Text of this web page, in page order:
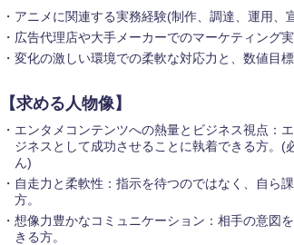
アニメに関連する実務経験(制作、調達、運用、
広告代理店や大手メーカーでのマーケティング
変化の激しい環境での柔軟な対応力と、数値目
【求める人物像】
エンタメコンテンツへの熱量とビジネス視点：
ジネスとして成功させることに執着できる方。
ん)
自走力と柔軟性：指示を待つのではなく、自ら
方。
想像力豊かなコミュニケーション：相手の意図
きる方。